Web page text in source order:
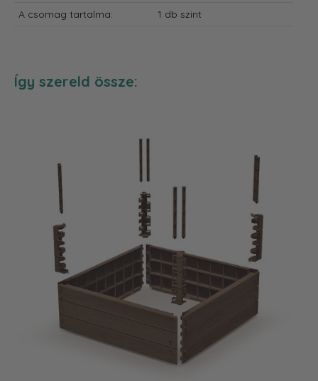
A csomag tartalma: 1 db szint
Így szereld össze: